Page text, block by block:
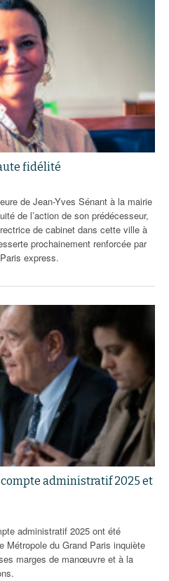
fidélité
de Jean-Yves Sénant à la mairie
de l’action de son prédécesseur,
de cabinet dans cette ville à
prochainement renforcée par
express.
administratif 2025 et
administratif 2025 ont été
Métropole du Grand Paris inquiète
marges de manœuvre et à la